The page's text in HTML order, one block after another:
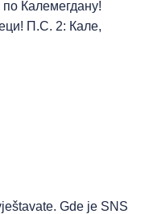
Калемегдану!
П.С. 2: Кале,
Gde je SNS